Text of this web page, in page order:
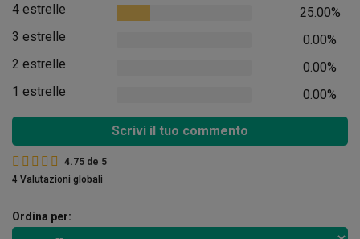
4 estrelle
25.00%
3 estrelle
0.00%
2 estrelle
0.00%
1 estrelle
0.00%
Scrivi il tuo commento
4.75 de 5
4 Valutazioni globali
Ordina per: